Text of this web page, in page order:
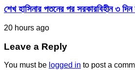
শেখ হাসিনার পতনের পর সরকারবিহীন ৩ দিন
20 hours ago
Leave a Reply
You must be logged in to post a